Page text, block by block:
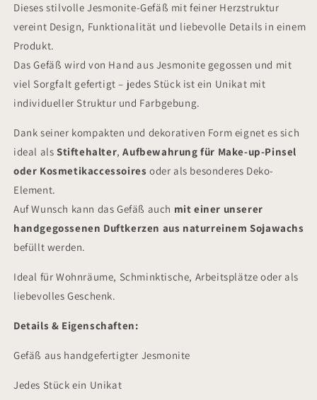
Dieses stilvolle Jesmonite-Gefäß mit feiner Herzstruktur
vereint Design, Funktionalität und liebevolle Details in einem
Produkt.
Das Gefäß wird von Hand aus Jesmonite gegossen und mit
viel Sorgfalt gefertigt – jedes Stück ist ein Unikat mit
individueller Struktur und Farbgebung.
Dank seiner kompakten und dekorativen Form eignet es sich
ideal als Stiftehalter,Aufbewahrung für Make-up-Pinsel
oder Kosmetikaccessoires oder als besonderes Deko-
Element.
Auf Wunsch kann das Gefäß auch mit einer unserer
handgegossenen Duftkerzen aus naturreinem Sojawachs
befüllt werden.
Ideal für Wohnräume, Schminktische, Arbeitsplätze oder als
liebevolles Geschenk.
Details & Eigenschaften:
Gefäß aus handgefertigter Jesmonite
Jedes Stück ein Unikat